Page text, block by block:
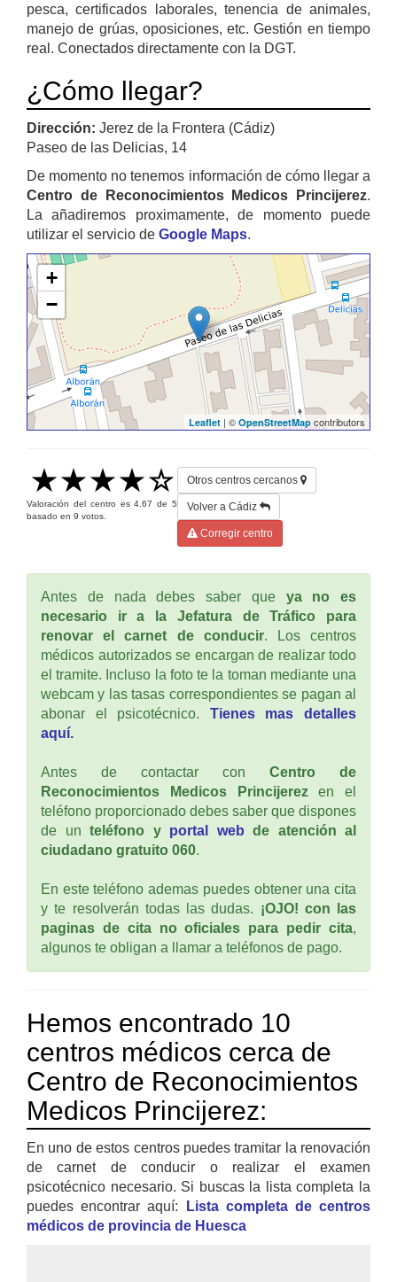
pesca, certificados laborales, tenencia de animales,
manejo de grúas, oposiciones, etc. Gestión en tiempo
real. Conectados directamente con la DGT.
¿Cómo llegar?
Dirección: Jerez de la Frontera (Cádiz)
Paseo de las Delicias, 14
De momento no tenemos información de cómo llegar a
Centro de Reconocimientos Medicos Princijerez.
La añadiremos proximamente, de momento puede
utilizar el servicio de Google Maps.
+
−
Leaflet | © OpenStreetMap contributors
Valoración del centro es4.67 de5
basado en 9 votos.
Otros centros cercanos
Volver a Cádiz
Corregir centro
Antes de nada debes saber que ya no es
necesario ir a la Jefatura de Tráfico para
renovar el carnet de conducir. Los centros
médicos autorizados se encargan de realizar todo
el tramite. Incluso la foto te la toman mediante una
webcam y las tasas correspondientes se pagan al
abonar el psicotécnico. Tienes mas detalles
aquí.
Antes de contactar con Centro de
Reconocimientos Medicos Princijerezen el
teléfono proporcionado debes saber que dispones
de un teléfono y portal web de atención al
ciudadano gratuito 060.
En este teléfono ademas puedes obtener una cita
y te resolverán todas las dudas. ¡OJO! con las
paginas de cita no oficiales para pedir cita,
algunos te obligan a llamar a teléfonos de pago.
Hemos encontrado 10
centros médicos cerca de
Centro de Reconocimientos
Medicos Princijerez:
En uno de estos centros puedes tramitar la renovación
de carnet de conducir o realizar el examen
psicotécnico necesario. Si buscas la lista completa la
puedes encontrar aquí:
Lista completa de centros
médicos de provincia de Huesca